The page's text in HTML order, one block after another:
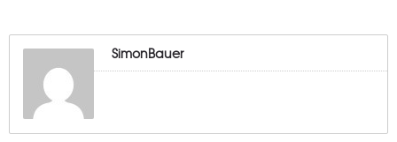
SimonBauer